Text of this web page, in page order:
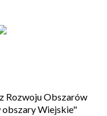
Rozwoju Obszarów
obszary Wiejskie"